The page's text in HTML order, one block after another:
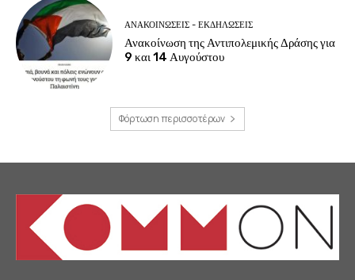
ΑΝΑΚΟΙΝΩΣΕΙΣ - ΕΚΔΗΛΩΣΕΙΣ
Ανακοίνωση της Αντιπολεμικής Δράσης για
9 και 14 Αυγούστου
Φόρτωση περισσοτέρων